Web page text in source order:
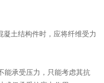
土结构件时，应将纤维受力
能承受压力，只能考虑其抗